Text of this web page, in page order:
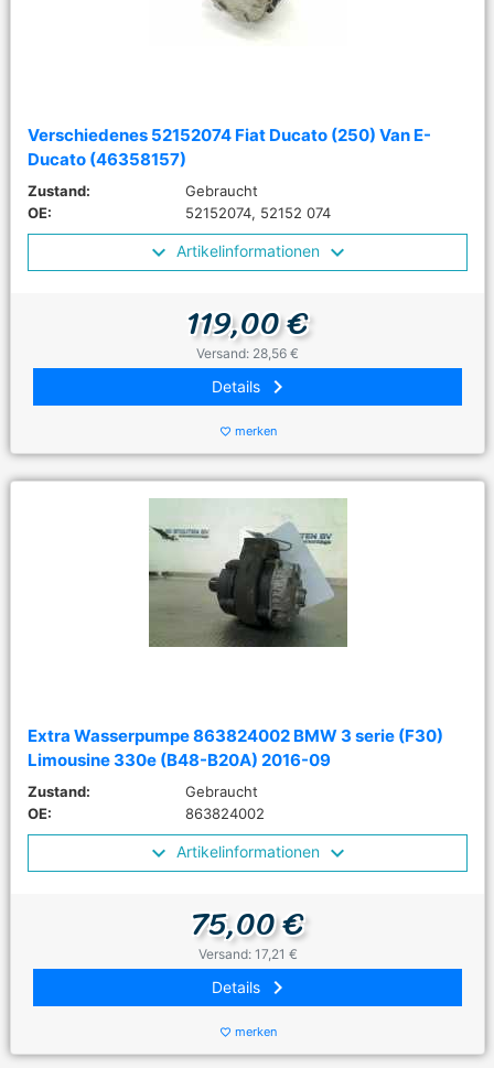
Verschiedenes 52152074 Fiat Ducato (250) Van E-
Ducato (46358157)
Zustand:
Gebraucht
OE:
52152074, 52152 074
Artikelinformationen
119,00 €
Versand: 28,56 €
Details keyboard_arrow_right
favorite_border merken
Extra Wasserpumpe 863824002 BMW 3 serie (F30)
Limousine 330e (B48-B20A) 2016-09
Zustand:
Gebraucht
OE:
863824002
Artikelinformationen
75,00 €
Versand: 17,21 €
Details keyboard_arrow_right
favorite_border merken